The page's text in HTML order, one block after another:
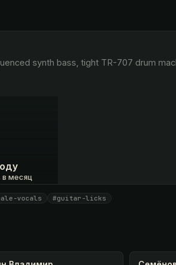
в месяц
код
vocals #guitar-licks